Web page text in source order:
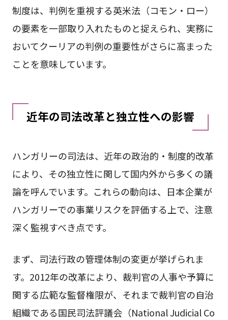
制度は、判例を重視する英米法（コモン・ロー）
の要素を一部取り入れたものと捉えられ、実務に
おいてクーリアの判例の重要性がさらに高まった
ことを意味しています。
近年の司法改革と独立性への影響
ハンガリーの司法は、近年の政治的・制度的改革
により、その独立性に関して国内外から多くの議
論を呼んでいます。これらの動向は、日本企業が
ハンガリーでの事業リスクを評価する上で、注意
深く監視すべき点です。
まず、司法行政の管理体制の変更が挙げられま
す。2012年の改革により、裁判官の人事や予算に
関する広範な監督権限が、それまで裁判官の自治
組織である国民司法評議会（National Judicial Co